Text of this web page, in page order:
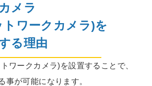
メラ
トワークカメラ)を
る理由
ワークカメラ)を設置することで、
事が可能になります。